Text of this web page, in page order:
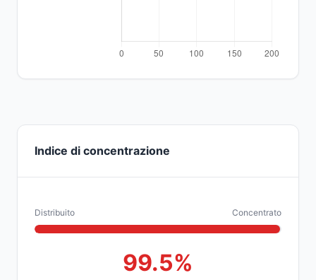
Indice di concentrazione
Distribuito Concentrato
99.5%